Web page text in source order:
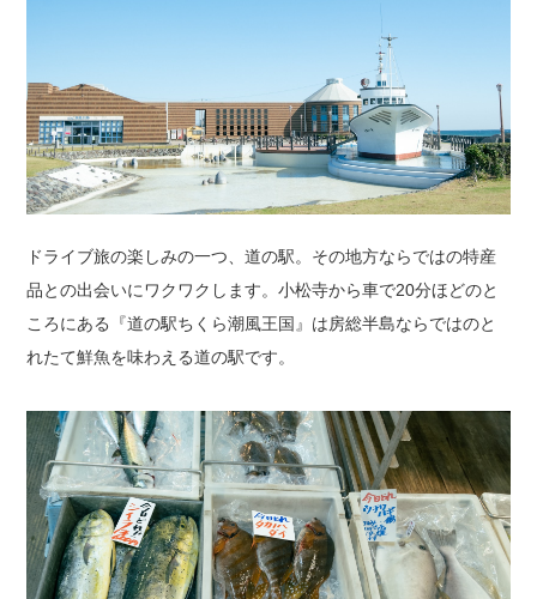
ドライブ旅の楽しみの一つ、道の駅。その地方ならではの特産
品との出会いにワクワクします。小松寺から車で20分ほどのと
ころにある『道の駅ちくら潮風王国』は房総半島ならではのと
れたて鮮魚を味わえる道の駅です。